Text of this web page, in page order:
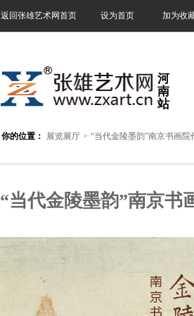
返回张雄艺术网首页 设为首页 加为收
河
南
站
你的位置： 展览展厅 > “当代金陵墨韵”南京书画院
“当代金陵墨韵”南京书